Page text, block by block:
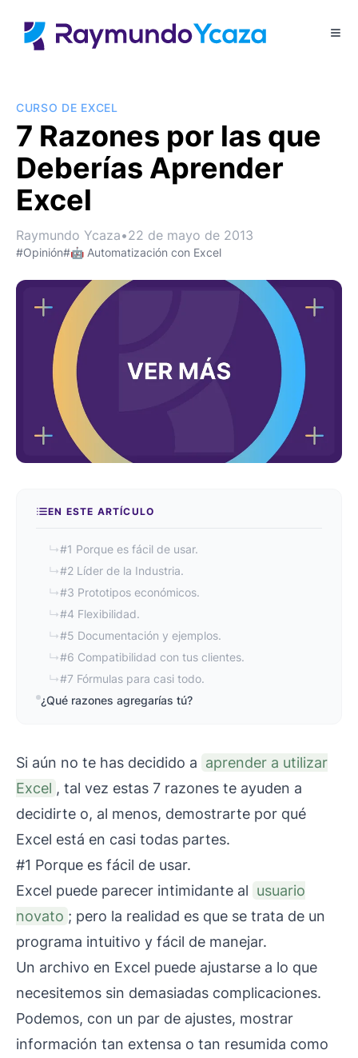
CURSO DE EXCEL
7 Razones por las que
Deberías Aprender
Excel
Raymundo Ycaza•22 de mayo de 2013
#Opinión#🤖 Automatización con Excel
EN ESTE ARTÍCULO
↳#1 Porque es fácil de usar.
↳#2 Líder de la Industria.
↳#3 Prototipos económicos.
↳#4 Flexibilidad.
↳#5 Documentación y ejemplos.
↳#6 Compatibilidad con tus clientes.
↳#7 Fórmulas para casi todo.
¿Qué razones agregarías tú?
Si aún no te has decidido a aprender a utilizar
Excel , tal vez estas 7 razones te ayuden a
decidirte o, al menos, demostrarte por qué
Excel está en casi todas partes.
#1 Porque es fácil de usar.
Excel puede parecer intimidante al usuario
novato ; pero la realidad es que se trata de un
programa intuitivo y fácil de manejar.
Un archivo en Excel puede ajustarse a lo que
necesitemos sin demasiadas complicaciones.
Podemos, con un par de ajustes, mostrar
información tan extensa o tan resumida como